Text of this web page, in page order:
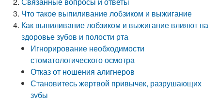
Что такое выпиливание лобзиком и выжигание
Как выпиливание лобзиком и выжигание влияют на
здоровье зубов и полости рта
Игнорирование необходимости
стоматологического осмотра
Отказ от ношения алигнеров
Становитесь жертвой привычек, разрушающих
зубы